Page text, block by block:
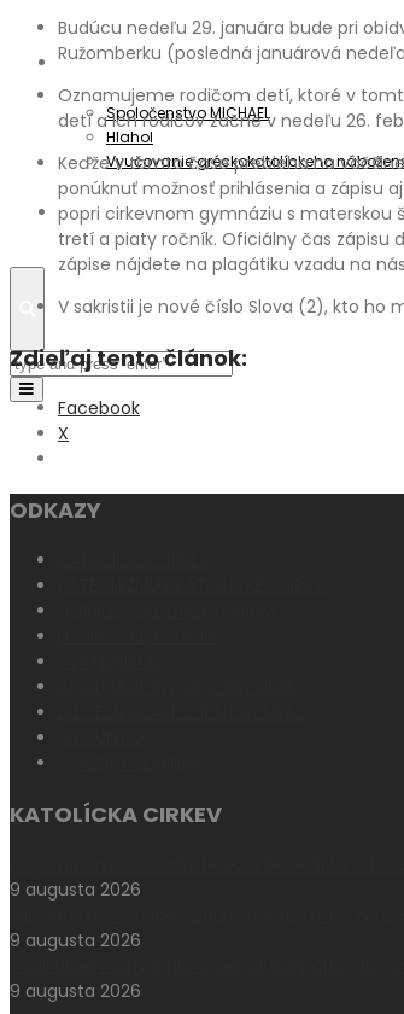
Spoločenstvá
Spoločenstvo MICHAEL
Hlahol
Vyučovanie gréckokatolíckeho
Fotogaléria
Search
Toggle
navigation
Budúcu nedeľu 29. januára bude pri
Ružomberku (posledná januárová
Oznamujeme rodičom detí, ktoré v
detí a ich rodičov začne v nedeľu 26.
Keďže v tomto čase prebieha na
ponúknuť možnosť prihlásenia a zápisu
popri cirkevnom gymnáziu s materskou
tretí a piaty ročník. Oficiálny čas zápisu
zápise nájdete na plagátiku vzadu na
V sakristii je nové číslo Slova (2), kto
Zdieľaj tento článok:
Facebook
X
ODKAZY
KATOLÍCKA CIRKEV
9 augusta 2026
9 augusta 2026
9 augusta 2026